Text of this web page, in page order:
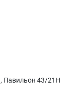
Павильон 43/21Н